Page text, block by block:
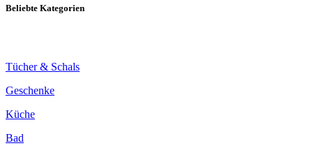
Beliebte Kategorien
Tücher & Schals
Geschenke
Küche
Bad